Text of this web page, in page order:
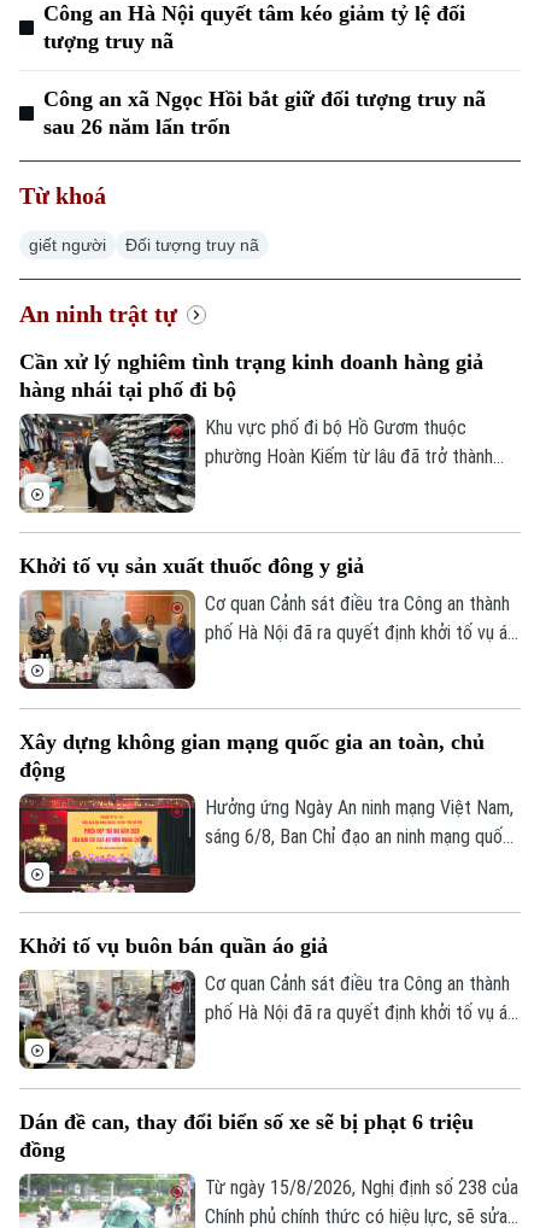
Chuyên mục
Thời sự
Hà Nội
Chính trị
Hà Nội
Nhịp sống Hà Nội
Thế giới
Công an Hà Nội quyết tâm kéo giảm tỷ lệ đối
tượng truy nã
Công an xã Ngọc Hồi bắt giữ đối tượng truy nã
sau 26 năm lẩn trốn
Từ khoá
giết người Đối tượng truy nã
An ninh trật tự
Cần xử lý nghiêm tình trạng kinh doanh hàng giả
hàng nhái tại phố đi bộ
Khu vực phố đi bộ Hồ Gươm thuộc
phường Hoàn Kiếm từ lâu đã trở thành
được bày bán công khai với giá siêu rẻ.
Đáng nói hơn, dù lực lượng chức năng đã
kiểm tra nhưng đều khó xử lý bởi những
Khởi tố vụ sản xuất thuốc đông y giả
Cơ quan Cảnh sát điều tra Công an thành
phố Hà Nội đã ra quyết định khởi tố vụ án,
Tiến, tỉnh Phú Thọ) về hành vi "Sản xuất,
theo khoản 1, Điều 194 Bộ luật Hình sự.
Xây dựng không gian mạng quốc gia an toàn, chủ
động
Hưởng ứng Ngày An ninh mạng Việt Nam,
sáng 6/8, Ban Chỉ đạo an ninh mạng quốc
Khởi tố vụ buôn bán quần áo giả
Cơ quan Cảnh sát điều tra Công an thành
phố Hà Nội đã ra quyết định khởi tố vụ án,
công nghiệp".
Dán đề can, thay đổi biển số xe sẽ bị phạt 6 triệu
đồng
Từ ngày 15/8/2026, Nghị định số 238 của
Chính phủ chính thức có hiệu lực, sẽ sửa